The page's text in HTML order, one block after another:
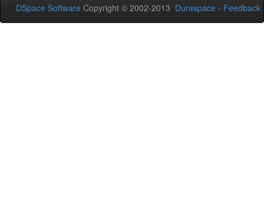
DSpace Software Copyright © 2002-2013 Duraspace - Feedback